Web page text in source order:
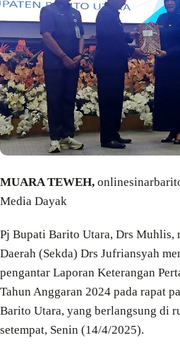
MUARA TEWEH,
Media Dayak
Pj Bupati Barito Utara, Drs Muhlis,
Daerah (Sekda) Drs Jufriansyah
pengantar Laporan Keterangan
Tahun Anggaran 2024 pada rapat
Barito Utara, yang berlangsung di
setempat, Senin (14/4/2025).